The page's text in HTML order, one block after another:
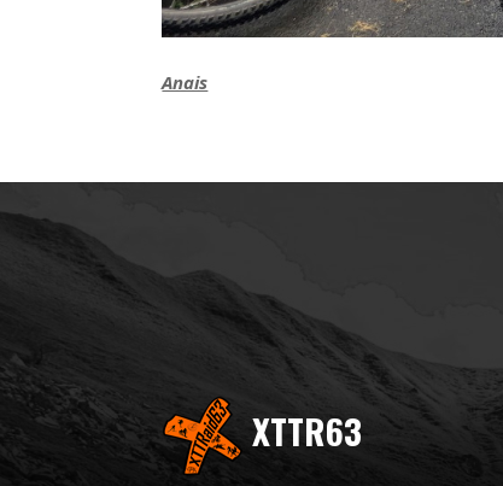
Anais
XTTR63